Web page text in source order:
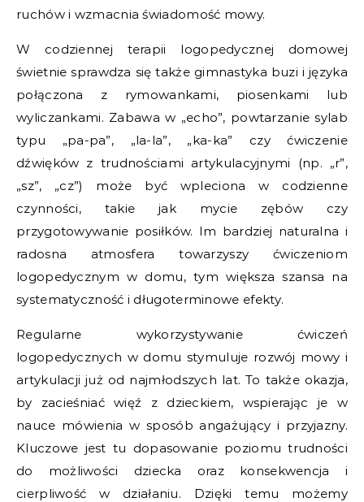
ruchów i wzmacnia świadomość mowy.
W codziennej terapii logopedycznej domowej
świetnie sprawdza się także gimnastyka buzi i języka
połączona z rymowankami, piosenkami lub
wyliczankami. Zabawa w „echo”, powtarzanie sylab
typu „pa-pa”, „la-la”, „ka-ka” czy ćwiczenie
dźwięków z trudnościami artykulacyjnymi (np. „r”,
„sz”, „cz”) może być wpleciona w codzienne
czynności, takie jak mycie zębów czy
przygotowywanie posiłków. Im bardziej naturalna i
radosna atmosfera towarzyszy ćwiczeniom
logopedycznym w domu, tym większa szansa na
systematyczność i długoterminowe efekty.
Regularne wykorzystywanie ćwiczeń
logopedycznych w domu stymuluje rozwój mowy i
artykulacji już od najmłodszych lat. To także okazja,
by zacieśniać więź z dzieckiem, wspierając je w
nauce mówienia w sposób angażujący i przyjazny.
Kluczowe jest tu dopasowanie poziomu trudności
do możliwości dziecka oraz konsekwencja i
cierpliwość w działaniu. Dzięki temu możemy